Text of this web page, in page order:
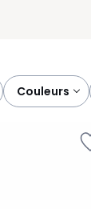
couleurs